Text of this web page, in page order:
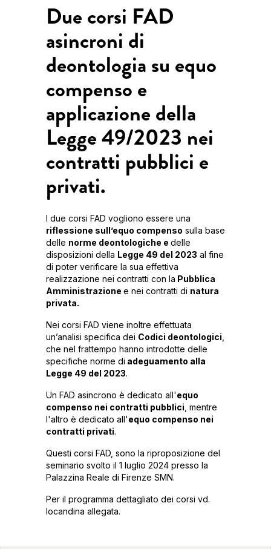
Due corsi FAD
asincroni di
deontologia su equo
compenso e
applicazione della
Legge 49/2023 nei
contratti pubblici e
privati.
I due corsi FAD vogliono essere una
riflessione sull’equo compenso sulla base
delle norme deontologiche e delle
disposizioni della Legge 49 del 2023 al fine
di poter verificare la sua effettiva
realizzazione nei contratti con la Pubblica
Amministrazione e nei contratti di natura
privata.
Nei corsi FAD viene inoltre effettuata
un’analisi specifica dei Codici deontologici
che nel frattempo hanno introdotte delle
specifiche norme di adeguamento alla
Legge 49 del 2023.
Un FAD asincrono è dedicato all'equo
compenso nei contratti pubblici , mentre
l'altro è dedicato all'equo compenso nei
contratti privati.
Questi corsi FAD, sono la riproposizione del
seminario svolto il 1 luglio 2024 presso la
Palazzina Reale di Firenze SMN.
Per il programma dettagliato dei corsi vd.
locandina allegata.